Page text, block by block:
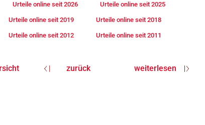
Urteile online seit 2026 Urteile online seit 2025
Urteile online seit 2019 Urteile online seit 2018
Urteile online seit 2012 Urteile online seit 2011
zurück weiterlesen